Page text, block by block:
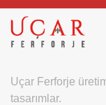
Uçar Ferforje
tasarımlar.